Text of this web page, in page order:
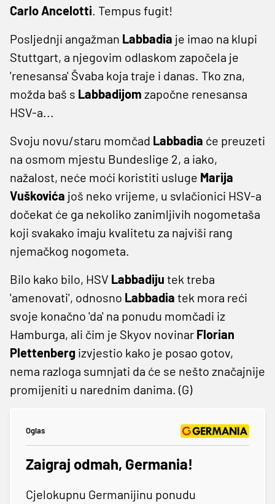
Carlo Ancelotti. Tempus fugit!
Posljednji angažman Labbadia je imao na klupi
Stuttgart, a njegovim odlaskom započela je
'renesansa' Švaba koja traje i danas. Tko zna,
možda baš s Labbadijom započne renesansa
HSV-a...
Svoju novu/staru momčad Labbadia će preuzeti
na osmom mjestu Bundeslige 2, a iako,
nažalost, neće moći koristiti usluge Marija
Vuškovića još neko vrijeme, u svlačionici HSV-a
dočekat će ga nekoliko zanimljivih nogometaša
koji svakako imaju kvalitetu za najviši rang
njemačkog nogometa.
Bilo kako bilo, HSV Labbadiju tek treba
'amenovati', odnosno Labbadia tek mora reći
svoje konačno 'da' na ponudu momčadi iz
Hamburga, ali čim je Skyov novinar Florian
Plettenberg izvjestio kako je posao gotov,
nema razloga sumnjati da će se nešto značajnije
promijeniti u narednim danima. (G)
Oglas
Zaigraj odmah, Germania!
Cjelokupnu Germanijinu ponudu